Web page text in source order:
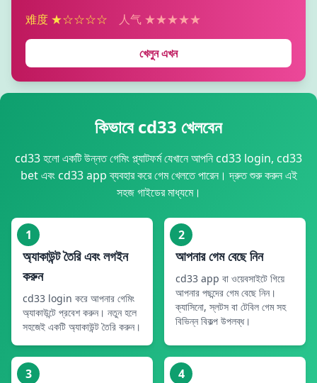
难度 ★☆☆☆☆
人气 ★★★★★
খেলুন এখন
কিভাবে cd33 খেলবেন
cd33 হলো একটি উন্নত গেমিং প্ল্যাটফর্ম যেখানে আপনি cd33 login, cd33
bet এবং cd33 app ব্যবহার করে গেম খেলতে পারেন। দ্রুত শুরু করুন এই
সহজ গাইডের মাধ্যমে।
1
অ্যাকাউন্ট তৈরি এবং লগইন
করুন
cd33 login করে আপনার গেমিং
অ্যাকাউন্টে প্রবেশ করুন। নতুন হলে
সহজেই একটি অ্যাকাউন্ট তৈরি করুন।
2
আপনার গেম বেছে নিন
cd33 app বা ওয়েবসাইটে গিয়ে
আপনার পছন্দের গেম বেছে নিন।
ক্যাসিনো, স্লটস বা টেবিল গেম সহ
বিভিন্ন বিকল্প উপলব্ধ।
3 4